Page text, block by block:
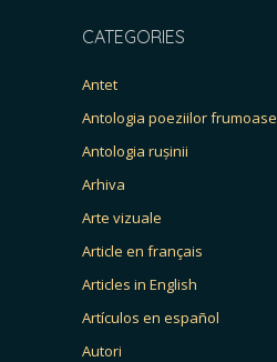
CATEGORIES
Antet
Antologia poeziilor frumoase
Antologia rușinii
Arhiva
Arte vizuale
Article en français
Articles in English
Artículos en español
Autori